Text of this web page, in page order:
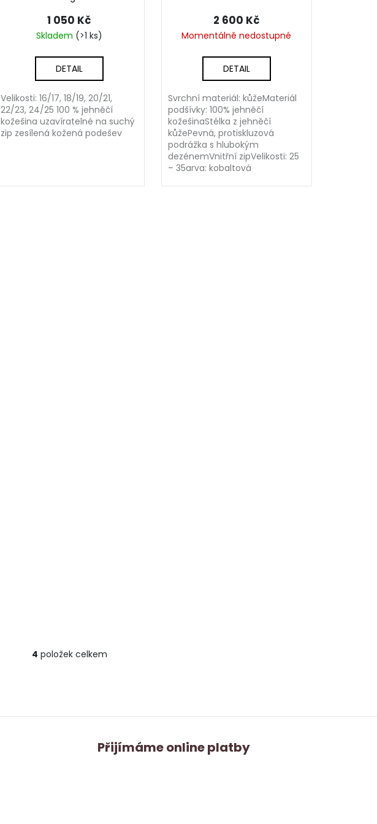
Skladem (>1 ks)
1 050 Kč
DETAIL
Velikosti: 16/17, 18/19, 20/21,
22/23, 24/25 100 % jehněčí
kožešina uzavíratelné na suchý
zip zesílená kožená podešev
Momentálně nedostupné
2 600 Kč
DETAIL
Svrchní materiál: kůžeMateriál
podšívky: 100% jehněčí
kožešinaStélka z jehněčí
kůžePevná, protiskluzová
podrážka s hlubokým
dezénemVnitřní zipVelikosti: 25
– 35arva: kobaltová
O
d
4 položek celkem
Přijímáme online platby